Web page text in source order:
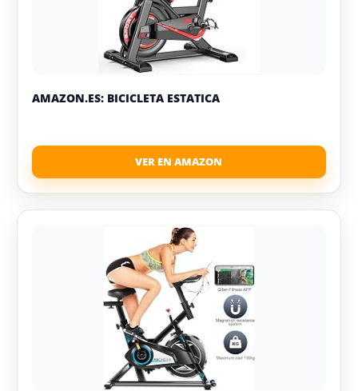
AMAZON.ES: BICICLETA ESTATICA